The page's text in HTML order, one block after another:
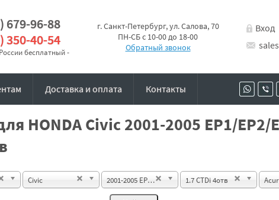
679-96-88
350-40-54
бесплатный -
г. Санкт-Петербург, ул. Салова, 70
ПН-СБ с 10-00 до 18-00
Обратный звонок
Вход
Доставка и оплата Контакты
HONDA Civic 2001-2005 EP1/EP2/
Civic 2001-2005 EP1/EP2/EP3/EP4 Hatchdack 3d 1.7 CTDi 4отв